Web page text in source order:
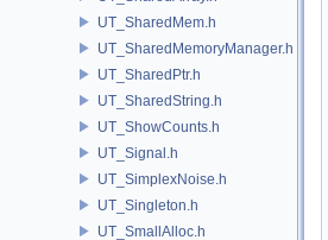
UT_SharedMem.h
UT_SharedMemoryManager.h
UT_SharedPtr.h
UT_SharedString.h
UT_ShowCounts.h
UT_Signal.h
UT_SimplexNoise.h
UT_Singleton.h
UT_SmallAlloc.h